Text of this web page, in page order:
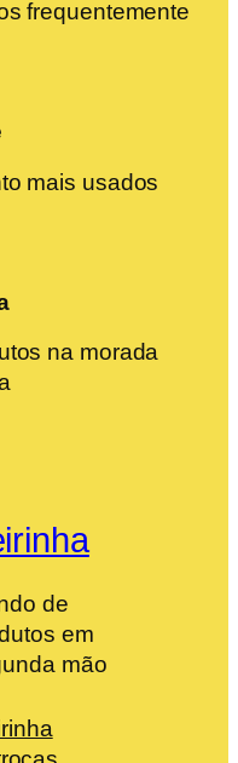
frequentemente
mais usados
na morada
de
em
mão